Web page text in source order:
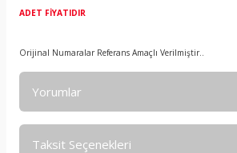
ADET FİYATIDIR
Orijinal Numaralar Referans Amaçlı Verilmiştir..
Yorumlar
Taksit Seçenekleri